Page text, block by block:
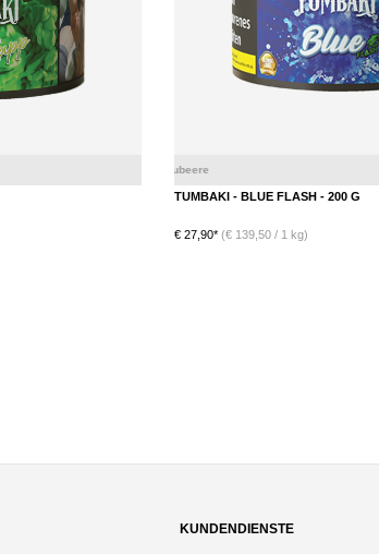
Apfel
TUMBAKI - BLUE FLASH - 200 G
€ 27,90* (€ 139,50 / 1 kg)
KUNDENDIENSTE